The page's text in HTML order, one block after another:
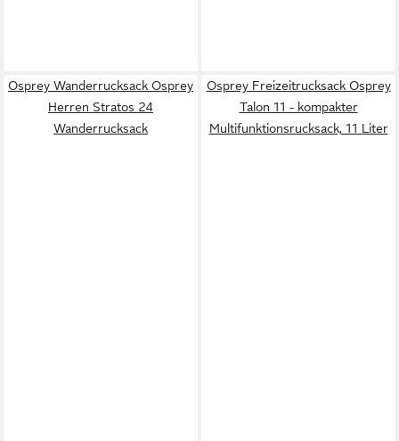
Osprey Wanderrucksack Osprey
Herren Stratos 24
Wanderrucksack
Osprey Freizeitrucksack Osprey
Talon 11 - kompakter
Multifunktionsrucksack, 11 Liter